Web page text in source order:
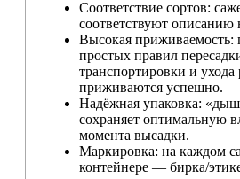
Соответствие сортов:
соответствуют описанию
Высокая приживаемость:
простых правил
транспортировки и ухода
приживаются успешно.
Надёжная упаковка:
сохраняет оптимальную
момента высадки.
Маркировка: на каждом
контейнере — бирка/